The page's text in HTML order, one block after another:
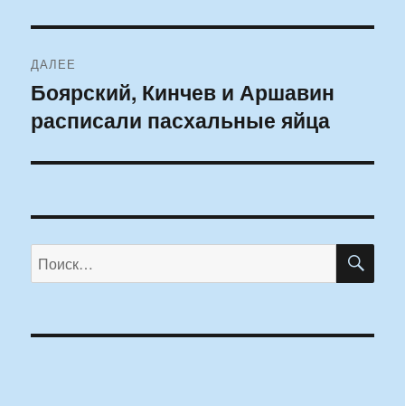
ДАЛЕЕ
Следующая
запись:
Боярский, Кинчев и Аршавин
расписали пасхальные яйца
Искать: